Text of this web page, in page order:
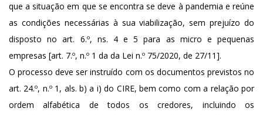
que a situação em que se encontra se deve à pandemia e reúne
as condições necessárias à sua viabilização, sem prejuízo do
disposto no art. 6.º, ns. 4 e 5 para as micro e pequenas
empresas [art. 7.º, n.º 1 da da Lei n.º 75/2020, de 27/11].
O processo deve ser instruído com os documentos previstos no
art. 24.º, n.º 1, als. b) a i) do CIRE, bem como com a relação por
ordem alfabética de todos os credores, incluindo os